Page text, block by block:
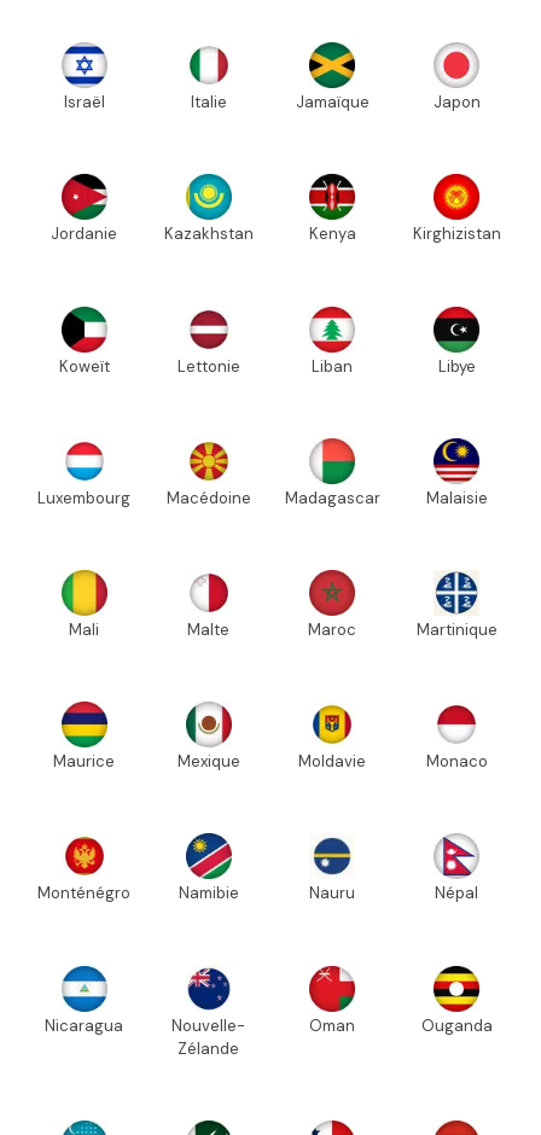
Israël Italie Jamaïque Japon
Jordanie Kazakhstan Kenya Kirghizistan
Koweït Lettonie Liban Libye
Luxembourg Macédoine Madagascar Malaisie
Mali Malte Maroc Martinique
Maurice Mexique Moldavie Monaco
Monténégro Namibie Nauru Népal
Nicaragua
Nouvelle-
Zélande
Oman Ouganda